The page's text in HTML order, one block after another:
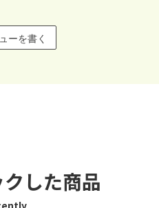
ーを書く
した商品